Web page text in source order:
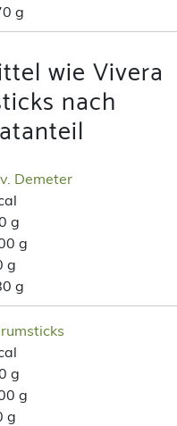
g
wie Vivera
nach
Demeter
g
g
g
g
g
g
g